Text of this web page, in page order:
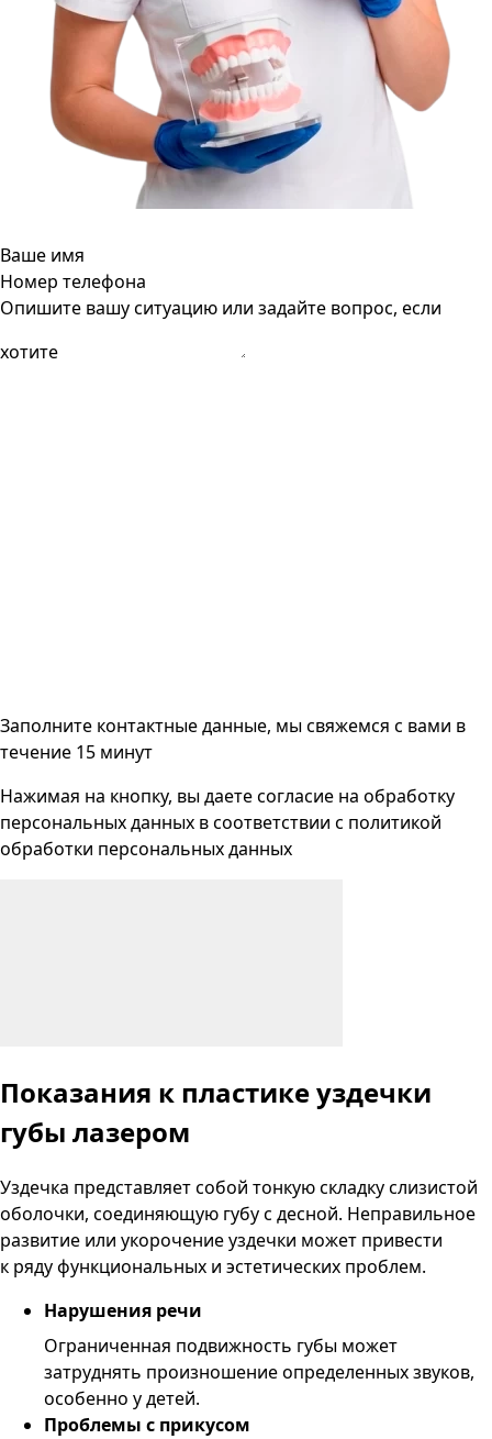
Ваше имя
Номер телефона
Опишите вашу ситуацию или задайте вопрос, если
хотите
Заполните контактные данные, мы свяжемся с вами в
течение 15 минут
Нажимая на кнопку, вы даете согласие на обработку
персональных данных в соответствии с политикой
обработки персональных данных
Показания к пластике уздечки
губы лазером
Уздечка представляет собой тонкую складку слизистой
оболочки, соединяющую губу с десной. Неправильное
развитие или укорочение уздечки может привести
к ряду функциональных и эстетических проблем.
Нарушения речи
Ограниченная подвижность губы может
затруднять произношение определенных звуков,
особенно у детей.
Проблемы с прикусом